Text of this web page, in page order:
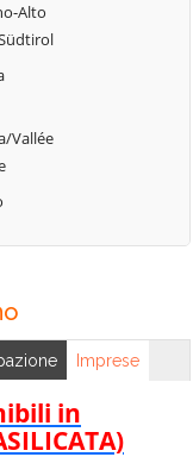
d'Oglio
Alto
Vallée
Imprese
in